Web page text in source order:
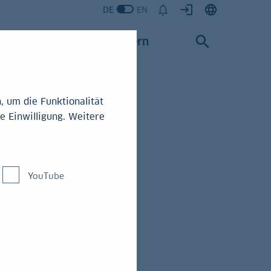
DE EN
Konzern
Ihm
the
um die Funktionalität
Einwilligung. Weitere
YouTube